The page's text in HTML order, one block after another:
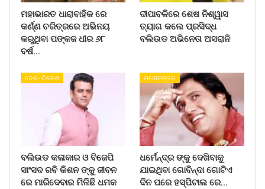
ମହାଭାରତ ଧାରାବାହିକ ରେ
କର୍ଣ୍ଣ ଚରିତ୍ରରେ ଅଭିନୟ
କରୁଥିବା ପଙ୍କଜ ଧୀର ୬୮
ବର୍ଷ…
ଦୀପାବଳିରେ ଶେଷ ନିଶ୍ୱାସ
ତ୍ୟାଗ କଲେ ପ୍ରସିଦ୍ଧ
ବଲିଉଡ ଅଭିନେତା ଅସରାନି
ଦେଶ- ବିଦେଶ
ବଲିଉଡ କଳାକାର ଓ ବିଜେପି
ସାଂସଦ ରବି କିଶନ ଙ୍କୁ ଜୀବନ
ରେ ମାରିଦେବାର ମିଳିଛି ଧମକ
ମନୋରଞ୍ଜନ
ଧର୍ମେନ୍ଦ୍ର ଙ୍କୁ ଦେଖିବାକୁ
ଯାଇଥିବା ଗୋବିନ୍ଦା ଗୋଟିଏ
ଦିନ ପରେ ହସ୍ପିଟାଲ ରେ…